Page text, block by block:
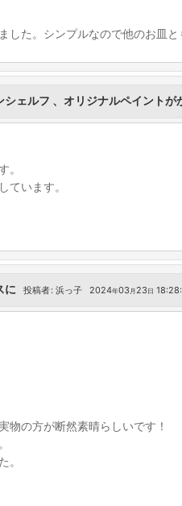
した。シンプルなので他のお皿
ェルフ 、オリジナルペイントが
。
ています。
に 投稿者: 浜っ子 2024年03 月23 日
物の方が断然素晴らしいです！
。